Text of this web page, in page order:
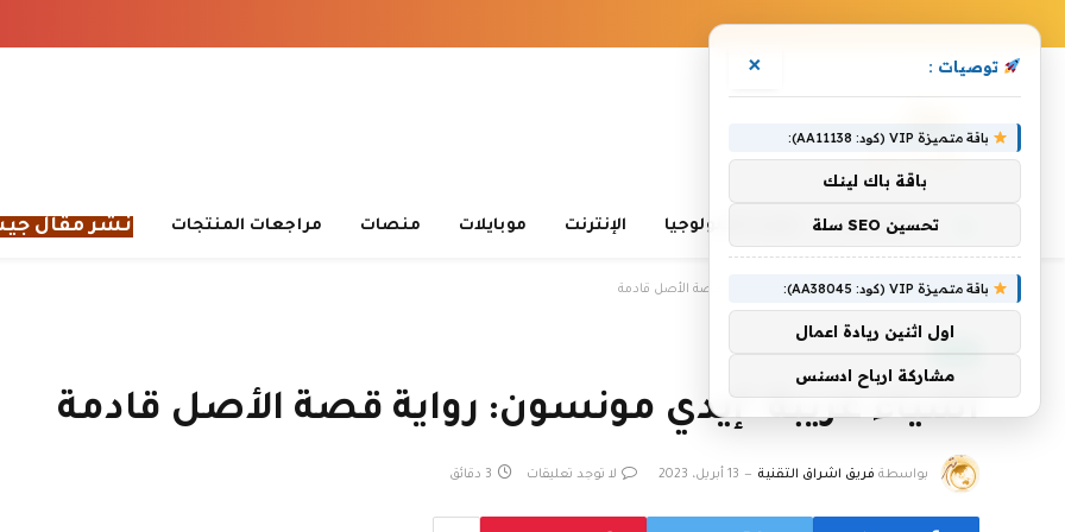
الرئيسية تعلم التكنولوجيا الإنترنت موبايلات منصات مراجعات المنتجات نشر مقال
الرئيسية» أشياء غريبة ‘إيدي مونسون: رواية قصة الأصل قادمة
أشياء غريبة ‘إيدي مونسون: رواية قصة الأصل قادمة
بواسطة فريق اشراق التقنية 13 أبريل، 2023 لا توجد تعليقات 3 دقائق
توصيات : ×
باقة متميزة VIP (كود: AA11138):
باقة باك لينك
تحسين SEO سلة
باقة متميزة VIP (كود: AA38045):
اول اثنين ريادة اعمال
مشاركة ارباح ادسنس